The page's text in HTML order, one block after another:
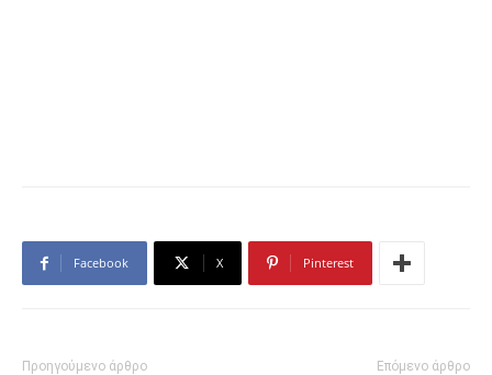
Facebook X Pinterest
Προηγούμενο άρθρο Επόμενο άρθρο